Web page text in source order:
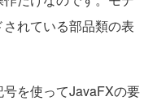
れている部品類の表
を使ってJavaFXの要